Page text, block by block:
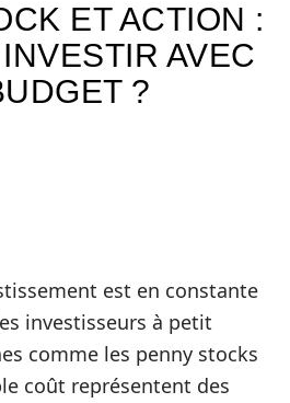
ET ACTION :
AVEC
?
est en constante
investisseurs à petit
comme les penny stocks
coût représentent des